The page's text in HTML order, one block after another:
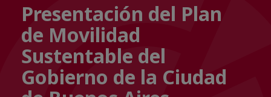
Presentación del Plan
de Movilidad
Sustentable del
Gobierno de la Ciudad